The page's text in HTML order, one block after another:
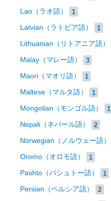
Lao（ラオ語） 1
Latvian（ラトビア語） 1
Lithuanian（リトアニア語）
Malay（マレー語） 3
Maori（マオリ語） 1
Maltese（マルタ語） 1
Mongolian（モンゴル語） 1
Nepali（ネパール語） 2
Norwegian（ノルウェー語）
Oromo（オロモ語） 1
Pashto（パシュトー語） 1
Persian（ペルシア語） 2